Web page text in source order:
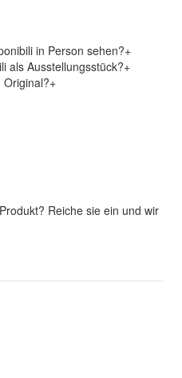
in Person sehen?+
als Ausstellungsstück?+
Original?+
Reiche sie ein und wir